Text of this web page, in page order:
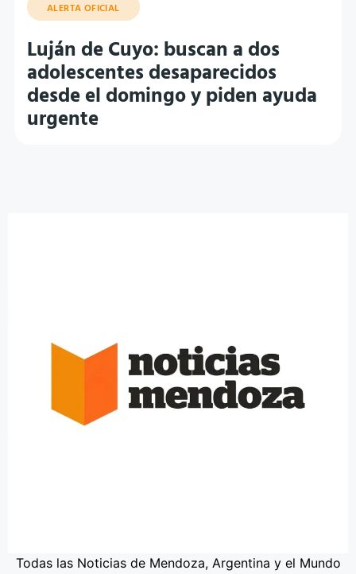
ALERTA OFICIAL
Luján de Cuyo: buscan a dos
adolescentes desaparecidos
desde el domingo y piden ayuda
urgente
Todas las Noticias de Mendoza, Argentina y el Mundo